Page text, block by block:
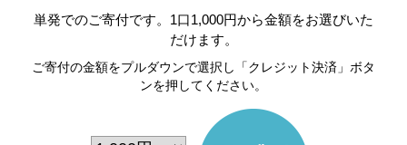
単発でのご寄付です。1口1,000円から金額をお選びいた
だけます。
ご寄付の金額をプルダウンで選択し「クレジット決済」ボタ
ンを押してください。